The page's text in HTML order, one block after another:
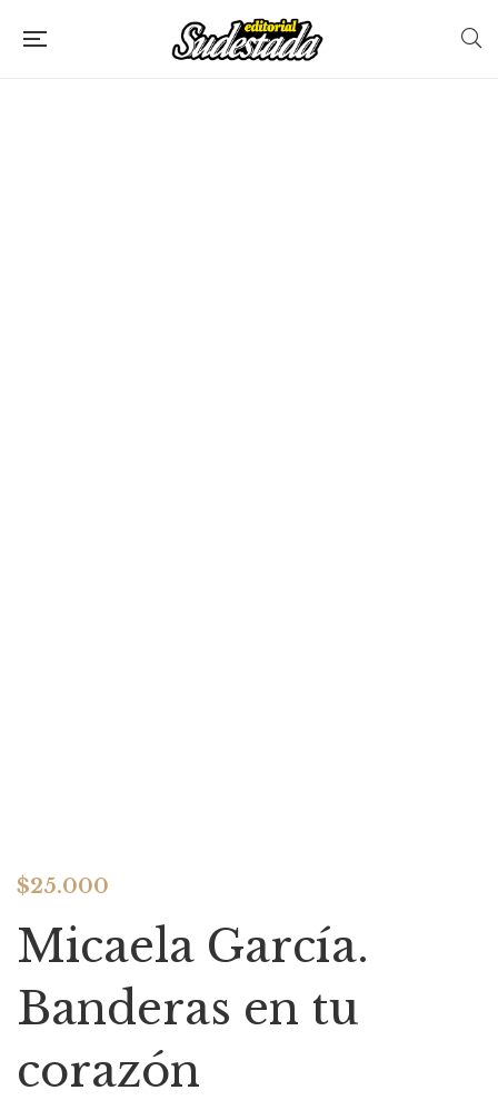
$25.000
Micaela García.
Banderas en tu
corazón